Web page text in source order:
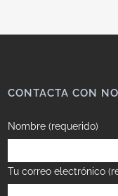
CONTACTA CON
Nombre (requerido)
Tu correo electrónico